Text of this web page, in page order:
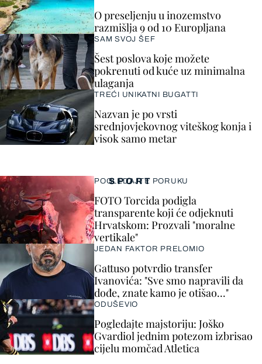
SPORT
POGLEDAJTE PORUKU
FOTO Torcida podigla
transparente koji će odjeknuti
Hrvatskom: Prozvali "moralne
vertikale"
JEDAN FAKTOR PRELOMIO
Gattuso potvrdio transfer
Ivanovića: "Sve smo napravili da
dođe, znate kamo je otišao..."
ODUŠEVIO
Pogledajte majstoriju: Joško
Gvardiol jednim potezom izbrisao
cijelu momčad Atletica
O preseljenju u inozemstvo
razmišlja 9 od 10 Europljana
SAM SVOJ ŠEF
Šest poslova koje možete
pokrenuti od kuće uz minimalna
ulaganja
TREĆI UNIKATNI BUGATTI
Nazvan je po vrsti
srednjovjekovnog viteškog konja i
visok samo metar